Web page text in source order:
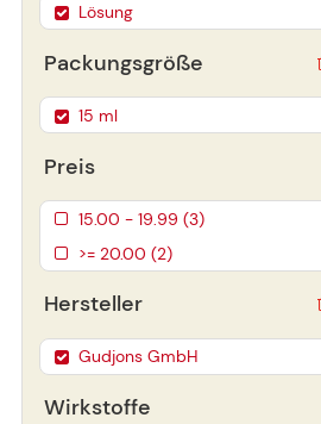
Lösung
Packungsgröße
15 ml
Preis
15.00 - 19.99 (3)
>= 20.00 (2)
Hersteller
Gudjons GmbH
Wirkstoffe